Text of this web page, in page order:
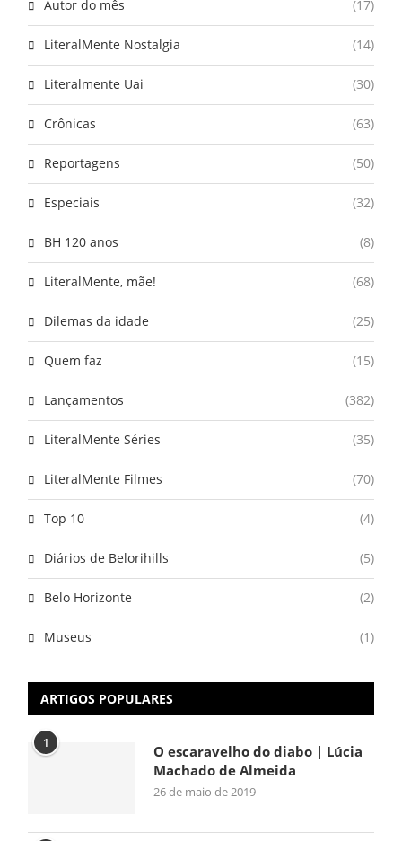
Autor do mês (17)
LiteralMente Nostalgia (14)
Literalmente Uai (30)
Crônicas (63)
Reportagens (50)
Especiais (32)
BH 120 anos (8)
LiteralMente, mãe! (68)
Dilemas da idade (25)
Quem faz (15)
Lançamentos (382)
LiteralMente Séries (35)
LiteralMente Filmes (70)
Top 10 (4)
Diários de Belorihills (5)
Belo Horizonte (2)
Museus (1)
ARTIGOS POPULARES
1
O escaravelho do diabo | Lúcia
Machado de Almeida
26 de maio de 2019